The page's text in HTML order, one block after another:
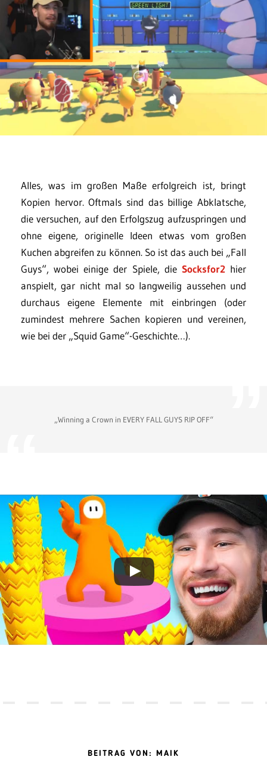
Alles, was im großen Maße erfolgreich ist, bringt
Kopien hervor. Oftmals sind das billige Abklatsche,
die versuchen, auf den Erfolgszug aufzuspringen und
ohne eigene, originelle Ideen etwas vom großen
Kuchen abgreifen zu können. So ist das auch bei „Fall
Guys“, wobei einige der Spiele, die Socksfor2hier
anspielt, gar nicht mal so langweilig aussehen und
durchaus eigene Elemente mit einbringen (oder
zumindest mehrere Sachen kopieren und vereinen,
wie bei der „Squid Game“-Geschichte…).
„Winning a Crown in EVERY FALL GUYS RIP OFF“
BEITRAG VON: MAIK